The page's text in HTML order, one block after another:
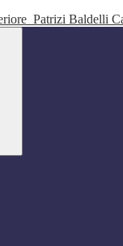
Patrizi Baldelli